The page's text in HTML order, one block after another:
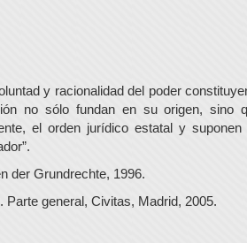
y racionalidad del poder
no sólo fundan en su origen, sino
el orden jurídico estatal y suponen
der Grundrechte, 1996.
Parte general, Civitas, Madrid, 2005.